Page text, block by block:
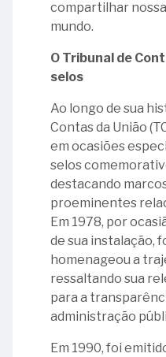
compartilhar
mundo.
O Tribunal de
selos
Ao longo de sua
Contas da União
em ocasiões
selos
destacando
proeminentes
Em 1978, por
de sua instalação,
homenageou a
ressaltando sua
para a
administração
Em 1990, foi